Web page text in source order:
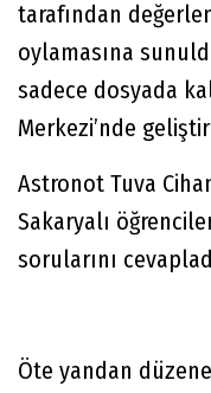
tarafından
oylamasına
sadece dosyada
Merkezi’nde
Astronot Tuva
Sakaryalı
sorularını
Öte yandan